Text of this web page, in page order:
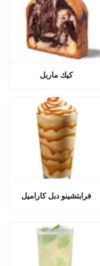
كيك ماربل
فرابتشينو دبل كاراميل